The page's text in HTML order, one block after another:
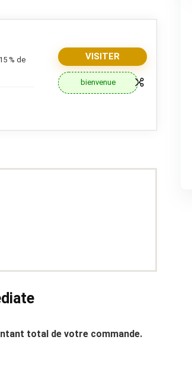
% de
VISITER
bienvenue
total de votre commande.